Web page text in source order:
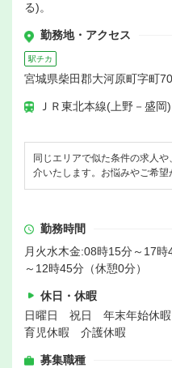
る)。
勤務地・アクセス
駅チカ
宮城県柴田郡大河原町字町
ＪＲ東北本線(上野－盛
同じエリアで似た条件の求人
介いたします。お悩みやご希
勤務時間
月火水木金:08時15分～17
～12時45分（休憩0分）
休日・休暇
日曜日 祝日 年末年始休
育児休暇 介護休暇
募集職種